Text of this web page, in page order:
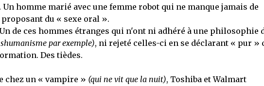
homme marié avec une femme robot qui ne manque jamais de
du « sexe oral ».
de ces hommes étranges qui n'ont ni adhéré à une philosophie
par exemple), ni rejeté celles-ci en se déclarant « pur »
Des tièdes.
chez un « vampire » (qui ne vit que la nuit), Toshiba et Walmart